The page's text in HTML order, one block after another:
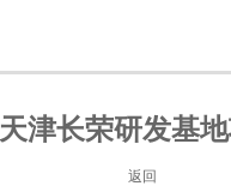
天津长荣研发基
返回